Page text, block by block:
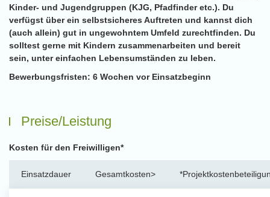
Kinder- und Jugendgruppen (KJG, Pfadfinder etc.). Du
verfügst über ein selbstsicheres Auftreten und kannst dich
(auch allein) gut in ungewohntem Umfeld zurechtfinden. Du
solltest gerne mit Kindern zusammenarbeiten und bereit
sein, unter einfachen Lebensumständen zu leben.
Bewerbungsfristen: 6 Wochen vor Einsatzbeginn
Preise/Leistung
Kosten für den Freiwilligen*
Einsatzdauer Gesamtkosten>